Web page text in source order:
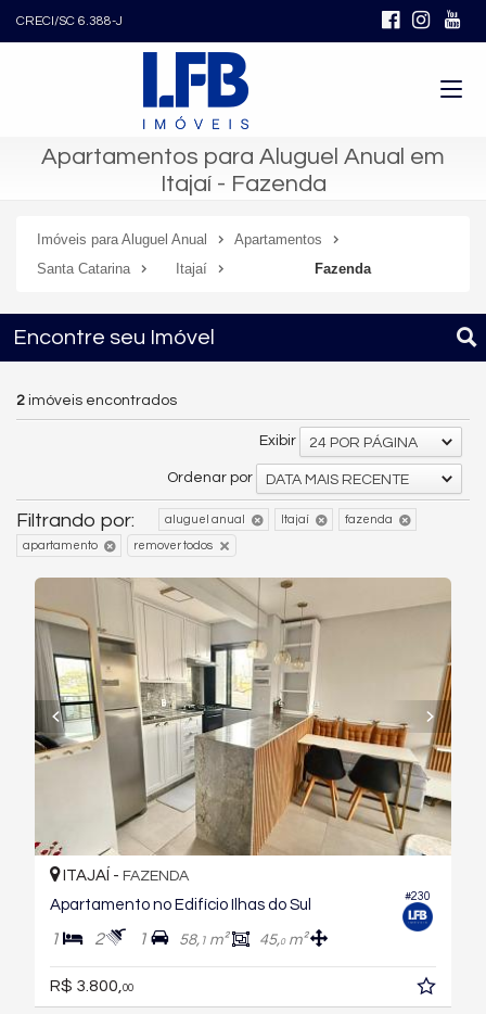
CRECI/SC 6.388-J
Apartamentos para Aluguel Anual em
Itajaí - Fazenda
Imóveis para Aluguel Anual
Apartamentos
Santa Catarina
Itajaí Fazenda
Encontre seu Imóvel
2 imóveis encontrados
Exibir 24 POR PÁGINA
Ordenar por DATA MAIS RECENTE
Filtrando por: aluguel anual Itajaí fazenda
apartamento remover todos
#230
ITAJAÍ - FAZENDA
Apartamento no Edifício Ilhas do Sul
1 2 1 58, 1 m² 45,0m²
R$ 3.800, 00